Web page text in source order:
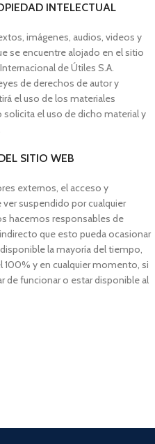
INTELECTUAL
imágenes, audios, videos y
se encuentre alojado en el sitio
de Útiles S.A.
de derechos de autor y
el uso de los materiales
el uso de dicho material y
SITIO WEB
externos, el acceso y
suspendido por cualquier
hacemos responsables de
que esto pueda ocasionar
la mayoría del tiempo,
100% y en cualquier momento, si
de funcionar o estar disponible al